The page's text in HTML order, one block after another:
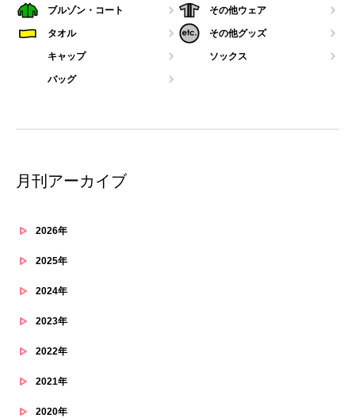
ブルゾン・コート その他ウェア
タオル その他グッズ
キャップ ソックス
バッグ
月刊アーカイブ
2026年
2025年
2024年
2023年
2022年
2021年
2020年